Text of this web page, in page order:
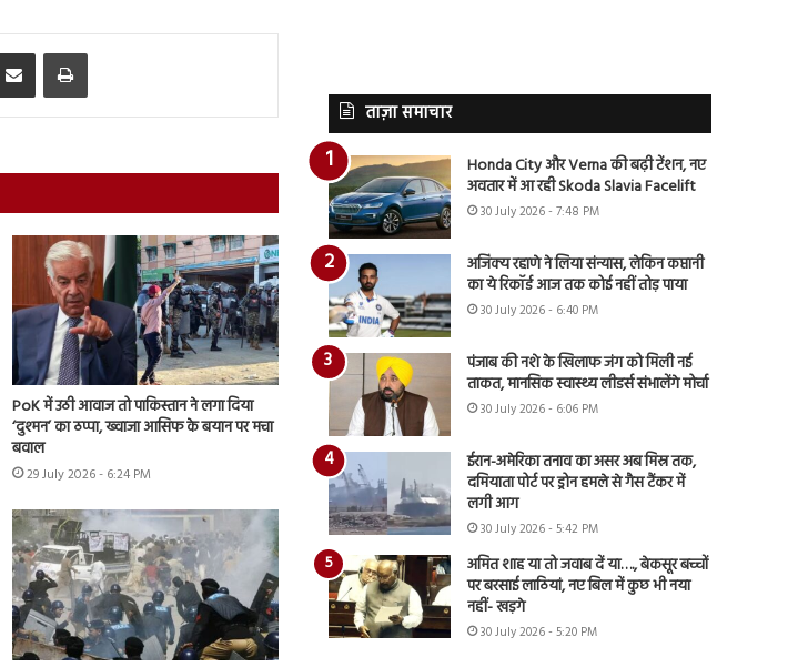
Share via Email Print
PoK में उठी आवाज तो पाकिस्तान ने लगा दिया
‘दुश्मन’ का ठप्पा, ख्वाजा आसिफ के बयान पर मचा
बवाल
29 July 2026 - 6:24 PM
ताज़ा समाचार
Honda City और Verna की बढ़ी टेंशन, नए
अवतार में आ रही Skoda Slavia Facelift
30 July 2026 - 7:48 PM
अजिंक्य रहाणे ने लिया संन्यास, लेकिन कप्तानी
का ये रिकॉर्ड आज तक कोई नहीं तोड़ पाया
30 July 2026 - 6:40 PM
पंजाब की नशे के खिलाफ जंग को मिली नई
ताकत, मानसिक स्वास्थ्य लीडर्स संभालेंगे मोर्चा
30 July 2026 - 6:06 PM
ईरान-अमेरिका तनाव का असर अब मिस्र तक,
दमियाता पोर्ट पर ड्रोन हमले से गैस टैंकर में
लगी आग
30 July 2026 - 5:42 PM
अमित शाह या तो जवाब दें या…., बेकसूर बच्चों
पर बरसाई लाठियां, नए बिल में कुछ भी नया
नहीं- खड़गे
30 July 2026 - 5:20 PM